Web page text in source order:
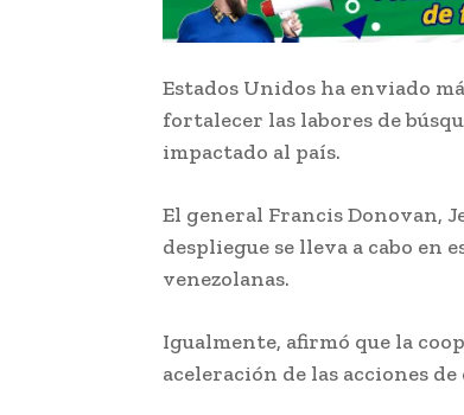
Estados Unidos ha enviado
fortalecer las labores de
impactado al país.
El general Francis Donovan,
despliegue se lleva a cabo en
venezolanas.
Igualmente, afirmó que la
aceleración de las acciones